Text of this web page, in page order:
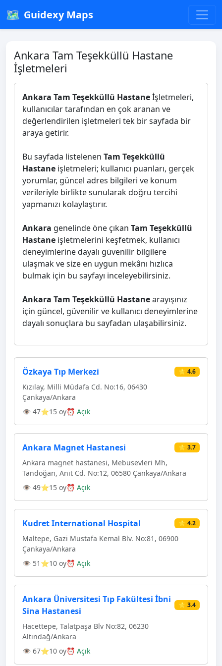
🗺️ Guidexy Maps
Ankara Tam Teşekküllü Hastane
İşletmeleri
Ankara Tam Teşekküllü Hastaneİşletmeleri,
kullanıcılar tarafından en çok aranan ve
değerlendirilen işletmeleri tek bir sayfada bir
araya getirir.
Bu sayfada listelenen Tam Teşekküllü
Hastane işletmeleri; kullanıcı puanları, gerçek
yorumlar, güncel adres bilgileri ve konum
verileriyle birlikte sunularak doğru tercihi
yapmanızı kolaylaştırır.
Ankara genelinde öne çıkan Tam Teşekküllü
Hastane işletmelerini keşfetmek, kullanıcı
deneyimlerine dayalı güvenilir bilgilere
ulaşmak ve size en uygun mekânı hızlıca
bulmak için bu sayfayı inceleyebilirsiniz.
Ankara Tam Teşekküllü Hastanearayışınız
için güncel, güvenilir ve kullanıcı deneyimlerine
dayalı sonuçlara bu sayfadan ulaşabilirsiniz.
Özkaya Tıp Merkezi ⭐ 4.6
Kızılay, Milli Müdafa Cd. No:16, 06430
Çankaya/Ankara
👁 47⭐15 oy⏰ Açık
Ankara Magnet Hastanesi ⭐ 3.7
Ankara magnet hastanesi, Mebusevleri Mh,
Tandoğan, Anıt Cd. No:12, 06580 Çankaya/Ankara
👁 49⭐15 oy⏰ Açık
Kudret International Hospital ⭐ 4.2
Maltepe, Gazi Mustafa Kemal Blv. No:81, 06900
Çankaya/Ankara
👁 51 ⭐10 oy⏰ Açık
Ankara Üniversitesi Tıp Fakültesi İbni
Sina Hastanesi
⭐ 3.4
Hacettepe, Talatpaşa Blv No:82, 06230
Altındağ/Ankara
👁 67⭐10 oy⏰ Açık